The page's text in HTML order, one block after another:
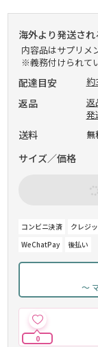
海外より発送され
内容品はサプリメ
※義務付けられて
配達目安 約
返品
返
発
送料 無
サイズ／価格
コンビニ決済 クレジ
WeChatPay
後払い
～
0